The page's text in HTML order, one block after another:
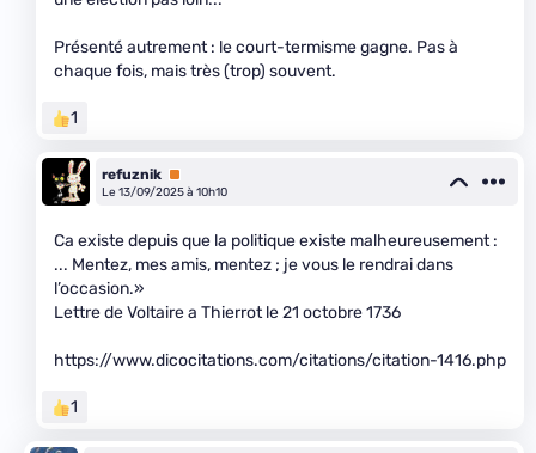
Présenté autrement : le court-termisme gagne. Pas à
chaque fois, mais très (trop) souvent.
1
refuznik Premium
Le 13/09/2025 à 10h10
Ca existe depuis que la politique existe malheureusement :
... Mentez, mes amis, mentez ; je vous le rendrai dans
l’occasion.»
Lettre de Voltaire a Thierrot le 21 octobre 1736
https://www.dicocitations.com/citations/citation-1416.php
1